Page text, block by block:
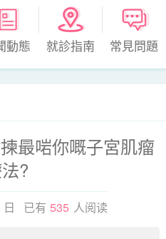
動態 就診指南 常見問題
最啱你嘅子宮肌瘤
?
日 已有 535 人阅读